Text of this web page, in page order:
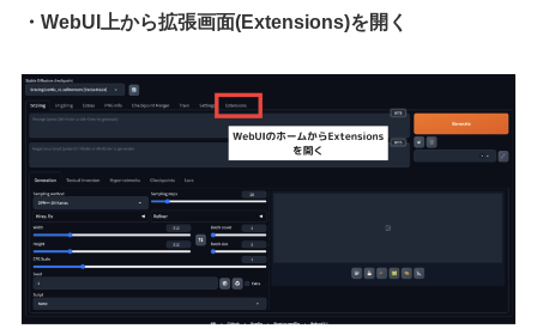
・WebUI上から拡張画面(Extensions)を開く